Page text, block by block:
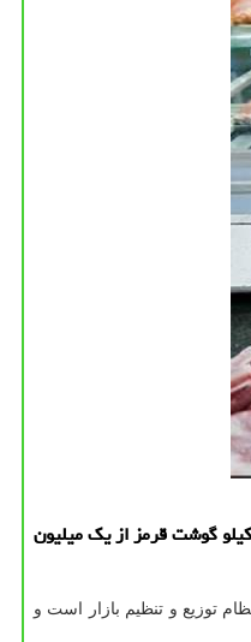
گوشت قرمز از یک میلیون
توزیع و تنظیم بازار است و